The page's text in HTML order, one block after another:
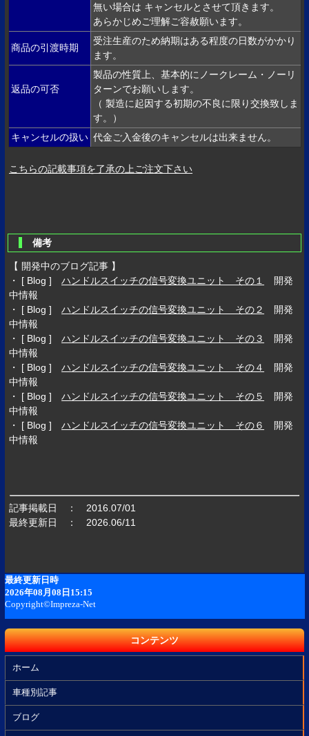
無い場合は キャンセルとさせて頂きます。
あらかじめご理解ご容赦願います。
商品の引渡時期
受注生産のため納期はある程度の日数がかかり
ます。
返品の可否
製品の性質上、基本的にノークレーム・ノーリ
ターンでお願いします。
（ 製造に起因する初期の不良に限り交換致しま
す。）
キャンセルの扱い 代金ご入金後のキャンセルは出来ません。
こちらの記載事項を了承の上ご注文下さい
備考
【 開発中のブログ記事 】
・ [ Blog ]ハンドルスイッチの信号変換ユニット その１
開発
中情報
・ [ Blog ]ハンドルスイッチの信号変換ユニット その２
開発
中情報
・ [ Blog ]ハンドルスイッチの信号変換ユニット その３
開発
中情報
・ [ Blog ]ハンドルスイッチの信号変換ユニット その４
開発
中情報
・ [ Blog ]ハンドルスイッチの信号変換ユニット その５
開発
中情報
・ [ Blog ]ハンドルスイッチの信号変換ユニット その６
開発
中情報
記事掲載日 ： 2016.07/01
最終更新日 ： 2026.06/11
コンテンツ
ホーム
車種別記事
ブログ